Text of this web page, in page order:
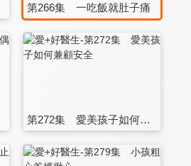
第266集 一吃飯就肚子痛
第272集 愛美孩子如何兼顧安全